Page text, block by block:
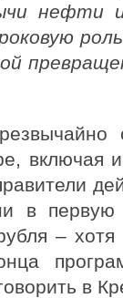
нефти
включая
в
–
в